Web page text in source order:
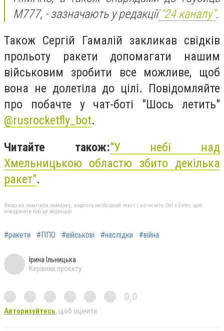
M777, - зазначають у редакції"24 каналу".
Також Сергій Гамалій закликав свідків
прольоту ракети допомагати нашим
військовим зробити все можливе, щоб
вона не долетіла до цілі. Повідомляйте
про побачте у чат-боті "Шось летить"
@rusrocketfly_bot.
Читайте також:"У небі над
Хмельницькою областю збито декілька
ракет".
Якщо ви помітили помилку, виділіть необхідний текст і натисніть Ctrl + Enter, щоб
повідомити про це редакцію
#ракети #ППО #військові #наслідки #війна
Ірина Ільницька
Керівник проєкту
0,0
Авторизуйтесь, щоб оцінити